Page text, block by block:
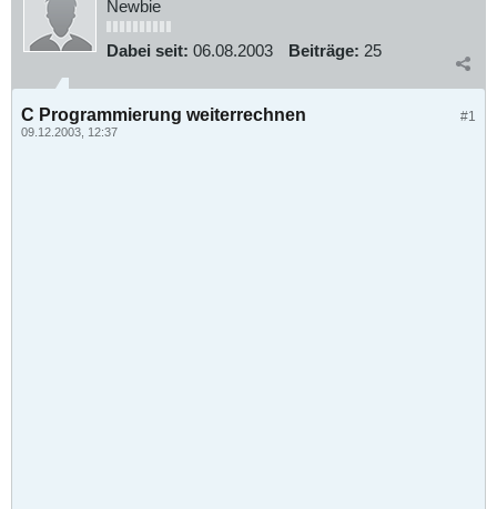
Newbie
Dabei seit: 06.08.2003 Beiträge: 25
#1
C Programmierung weiterrechnen
09.12.2003, 12:37